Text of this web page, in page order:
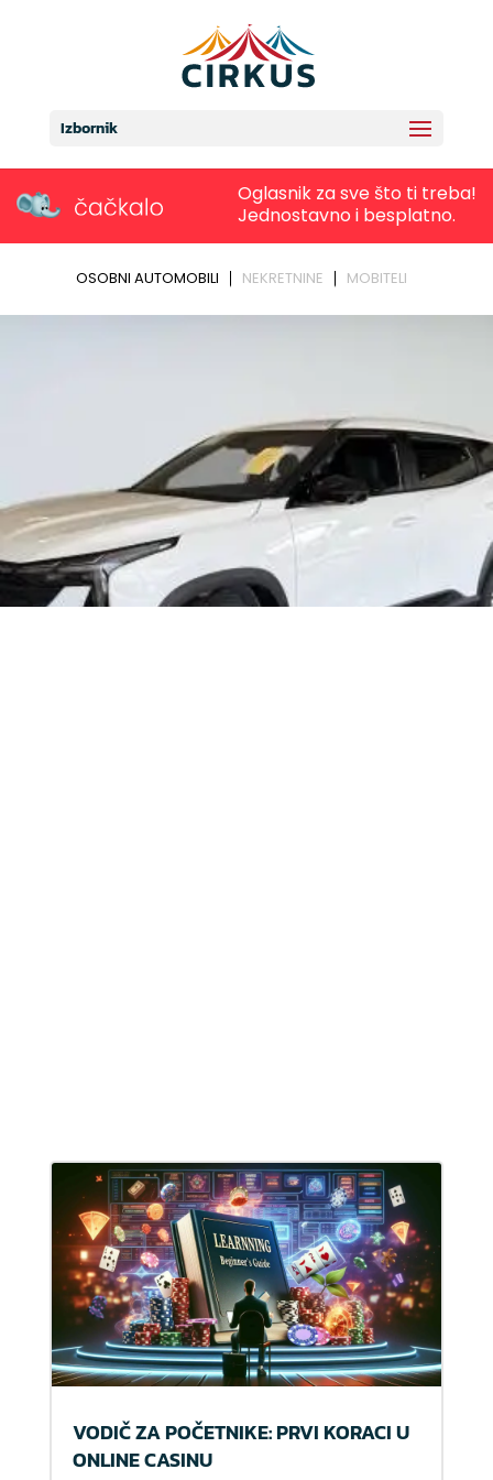
Izbornik
VODIČ ZA POČETNIKE: PRVI KORACI U
ONLINE CASINU